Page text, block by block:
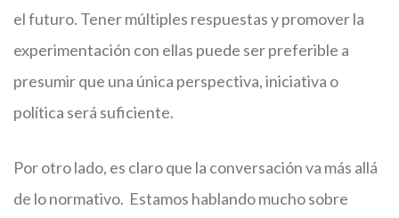
el futuro. Tener múltiples respuestas y promover la
experimentación con ellas puede ser preferible a
presumir que una única perspectiva, iniciativa o
política será suficiente.
Por otro lado, es claro que la conversación va más allá
de lo normativo. Estamos hablando mucho sobre